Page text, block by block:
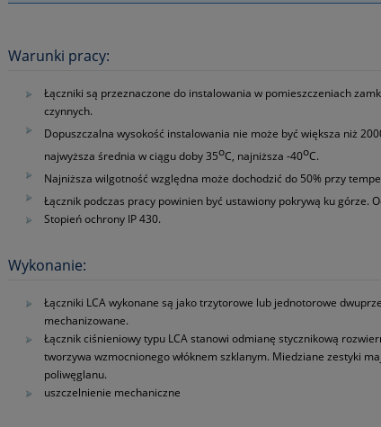
Warunki pracy:
Łączniki są przeznaczone do instalowania w pomieszczeniach
czynnych.
Dopuszczalna wysokość instalowania nie może być większa niż
najwyższa średnia w ciągu doby 35oC, najniższa -40oC.
Najniższa wilgotność względna może dochodzić do 50% przy
Łącznik podczas pracy powinien być ustawiony pokrywą ku górze.
Stopień ochrony IP 430.
Wykonanie:
Łączniki LCA wykonane są jako trzytorowe lub jednotorowe
mechanizowane.
Łącznik ciśnieniowy typu LCA stanowi odmianę stycznikową
tworzywa wzmocnionego włóknem szklanym. Miedziane zestyki
poliwęglanu.
uszczelnienie mechaniczne